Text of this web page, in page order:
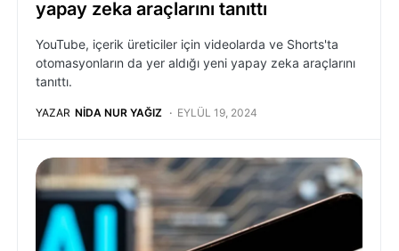
yapay zeka araçlarını tanıttı
YouTube, içerik üreticiler için videolarda ve Shorts'ta
otomasyonların da yer aldığı yeni yapay zeka araçlarını
tanıttı.
YAZAR NIDA NUR YAĞIZ EYLÜL 19, 2024